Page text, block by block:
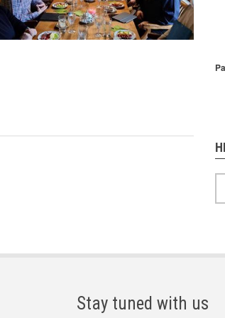
Stay tuned with us